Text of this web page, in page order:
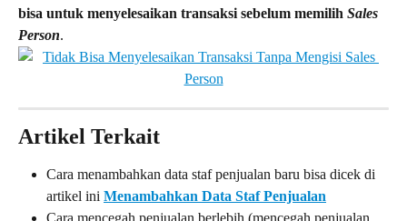
bisa untuk menyelesaikan transaksi sebelum memilih Sales
Person.
Artikel Terkait
Cara menambahkan data staf penjualan baru bisa dicek di
artikel ini Menambahkan Data Staf Penjualan
Cara mencegah penjualan berlebih (mencegah penjualan